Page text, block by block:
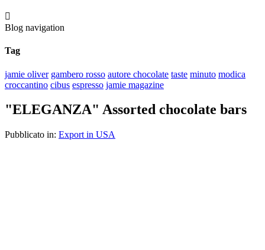

Blog navigation
Tag
jamie oliver gambero rosso autore chocolate taste minuto modica
croccantino cibus espresso jamie magazine
"ELEGANZA" Assorted chocolate bars
Pubblicato in: Export in USA